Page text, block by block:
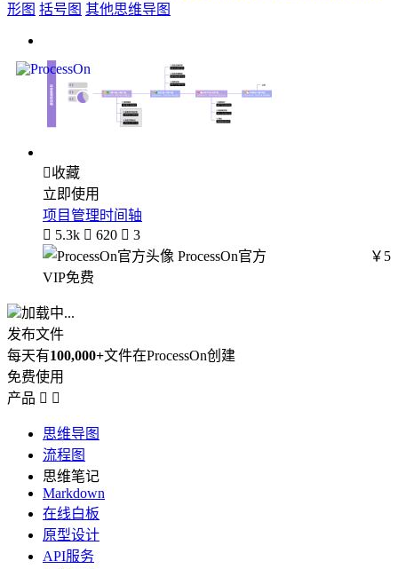
形图 括号图 其他思维导图
收藏
立即使用
项目管理时间轴
 5.3k  620  3
ProcessOn官方
￥5
VIP免费
加载中...
发布文件
每天有100,000+文件在ProcessOn创建
免费使用
产品  
思维导图
流程图
思维笔记
Markdown
在线白板
原型设计
API服务